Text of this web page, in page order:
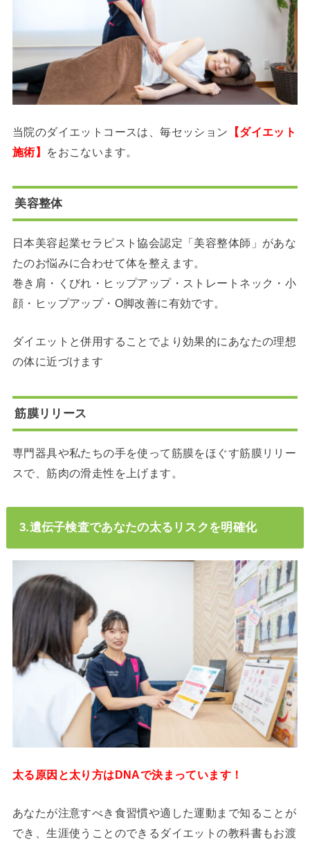
当院のダイエットコースは、毎セッション 【ダイエット
施術】
をおこないます。
美容整体
日本美容起業セラピスト協会認定「美容整体師」があな
たのお悩みに合わせて体を整えます。
巻き肩・くびれ・ヒップアップ・ストレートネック・小
顔・ヒップアップ・O脚改善に有効です。
ダイエットと併用することでより効果的にあなたの理想
の体に近づけます
筋膜リリース
専門器具や私たちの手を使って筋膜をほぐす筋膜リリー
スで、筋肉の滑走性を上げます。
3.遺伝子検査であなたの太るリスクを明確化
太る原因と太り方はDNAで決まっています！
あなたが注意すべき食習慣や適した運動まで知ることが
でき、生涯使うことのできるダイエットの教科書もお渡